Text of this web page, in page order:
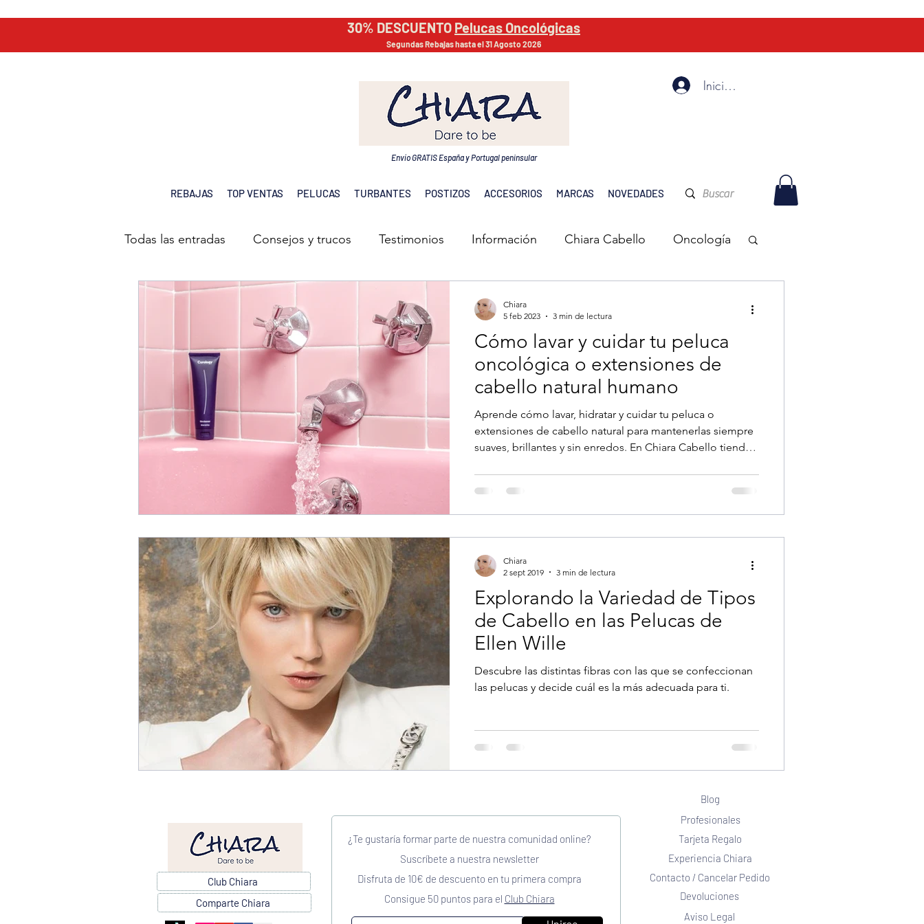
30% DESCUENTO Pelucas Oncológicas
Segundas Rebajas hasta el 31 Agosto 2026
Iniciar Sesión
Envío GRATIS España y Portugal peninsular
REBAJAS TOP VENTAS PELUCAS TURBANTES POSTIZOS ACCESORIOS MARCAS NOVEDADES
Todas las entradas Consejos y trucos Testimonios Información Chiara Cabello Oncología
Cómo lavar y cuidar tu peluca
oncológica o extensiones de
cabello natural humano
Aprende cómo lavar, hidratar y cuidar tu peluca o
extensiones de cabello natural para mantenerlas siempre
suaves, brillantes y sin enredos. En Chiara Cabello tienda
más y se vean siempre perfectas.
Chiara
5 feb 2023
3 min de lectura
Explorando la Variedad de Tipos
de Cabello en las Pelucas de
Ellen Wille
Descubre las distintas fibras con las que se confeccionan
las pelucas y decide cuál es la más adecuada para ti.
Chiara
2 sept 2019
3 min de lectura
Club Chiara
Comparte Chiara
¿Te gustaría formar parte de nuestra comunidad online?
Suscríbete a nuestra newsletter
Disfruta de 10€ de descuento en tu primera compra
Consigue 50 puntos para el Club Chiara
Blog
Profesionales
Tarjeta Regalo
Experiencia Chiara
Contacto / Cancelar Pedido
Devoluciones
Aviso Legal